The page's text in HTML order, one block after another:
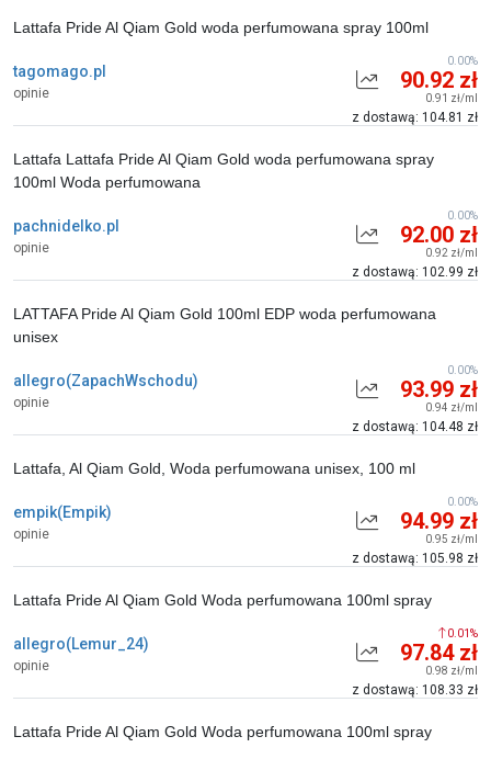
tagomago.pl
opinie
Lattafa Pride Al Qiam Gold woda perfumowana spray 100ml
90.92 zł
0.91 zł/ml
z dostawą: 104.81 zł
0.00%
pachnidelko.pl
opinie
Lattafa Lattafa Pride Al Qiam Gold woda perfumowana spray
100ml Woda perfumowana
92.00 zł
0.92 zł/ml
z dostawą: 102.99 zł
0.00%
allegro(ZapachWschodu)
opinie
LATTAFA Pride Al Qiam Gold 100ml EDP woda perfumowana
unisex
93.99 zł
0.94 zł/ml
z dostawą: 104.48 zł
0.00%
empik(Empik)
opinie
Lattafa, Al Qiam Gold, Woda perfumowana unisex, 100 ml
94.99 zł
0.95 zł/ml
z dostawą: 105.98 zł
0.00%
allegro(Lemur_24)
opinie
Lattafa Pride Al Qiam Gold Woda perfumowana 100ml spray
97.84 zł
0.98 zł/ml
z dostawą: 108.33 zł
0.01%
Lattafa Pride Al Qiam Gold Woda perfumowana 100ml spray